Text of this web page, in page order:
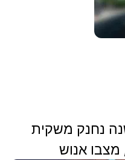
נחנק משקית
אנוש